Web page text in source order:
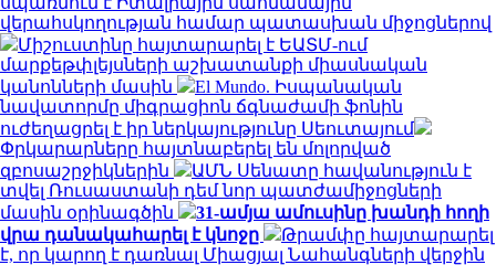
վերահսկողության համար պատասխան միջոցներով
Միշուստինը հայտարարել է ԵԱՏՄ-ում
մարքեթփլեյսների աշխատանքի միասնական
կանոնների մասին
El Mundo. Իսպանական
նավատորմը միգրացիոն ճգնաժամի ֆոնին
ուժեղացրել է իր ներկայությունը Սեուտայում
Փրկարարները հայտնաբերել են մոլորված
զբոսաշրջիկներին
ԱՄՆ Սենատը հավանություն է
տվել Ռուսաստանի դեմ նոր պատժամիջոցների
մասին օրինագծին
31-ամյա ամուսինը խանդի հողի
վրա դանակահարել է կնոջը
Թրամփը հայտարարել
է, որ կարող է դառնալ Միացյալ Նահանգների վերջին